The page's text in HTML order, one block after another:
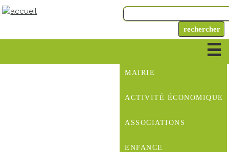
MAIRIE
ACTIVITÉ ÉCONOMIQUE
ASSOCIATIONS
ENFANCE